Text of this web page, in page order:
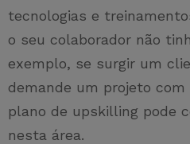
tecnologias e
o seu colaborador não
exemplo, se surgir um
demande um projeto
plano de upskilling pode
nesta área.